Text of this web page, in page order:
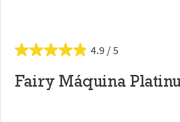
4.9
Fairy Máquina